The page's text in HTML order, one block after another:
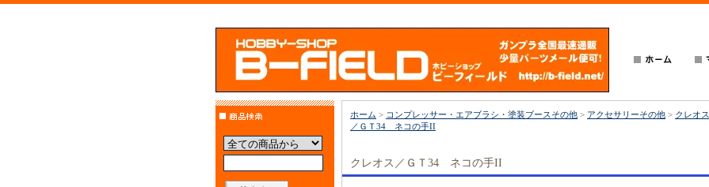
ホーム > コンプレッサー・エアブラシ・塗装ブースその他 > アクセサリーその他 > クレオス
／ＧＴ34 ネコの手II
クレオス／ＧＴ34 ネコの手II